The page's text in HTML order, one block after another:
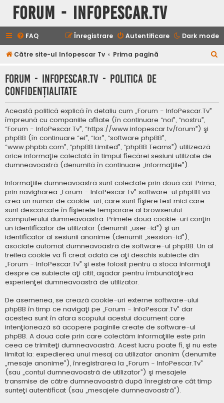
Forum - InfoPescar.Tv
Dark mode
FAQ Autentificare
Înregistrare
Către site-ul Infopescar Tv Prima pagină
Forum - InfoPescar.Tv - Politica de
confidenţialitate
Această politică explică în detaliu cum „Forum - InfoPescar.Tv”
împreună cu companiile afliate (în continuare “noi”, “nostru”,
“Forum - InfoPescar.Tv”, “https://www.infopescar.tv/forum”) şi
phpBB (în continuare “ei”, “lor”, “software phpBB”,
“www.phpbb.com”, “phpBB Limited”, “phpBB Teams”) utilizează
orice informaţie colectată în timpul fiecărei sesiuni utilizate de
dumneavoastră (denumită în continuare „informaţiile”).
Informaţiile dumneavoastră sunt colectate prin două căi. Prima,
prin navigharea „Forum - InfoPescar.Tv” software-ul phpBB va
crea un număr de cookie-uri, care sunt fişiere text mici care
sunt descărcate în fişierele temporare al browserului
computerului dumneavoastră. Primele două cookie-uri conţin
un identificator de utilizator (denumit „user-id”) şi un
identificator al sesiunii anonime (denumit „session-id”),
asociate automat dumneavoastră de software-ul phpBB. Un al
treilea cookie va fi creat odată ce aţi deschis subiecte din
„Forum - InfoPescar.Tv” şi este folosit pentru a stoca informaţii
despre ce subiecte aţi citit, aşadar pentru îmbunătăţirea
experienţei dumneavoastră de utilizator.
De asemenea, se crează cookie-uri externe software-ului
phpBB în timp ce navigaţi pe „Forum - InfoPescar.Tv” dar
acestea sunt în afara scopului acestui document care
intenţionează să acopere paginile create de software-ul
phpBB. A doua cale prin care colectăm informaţiile este prin
ceea ce trimiteţi dumneavoastră. Acest lucru poate fi, şi nu este
limitat la: expedierea unui mesaj ca utilizator anonim (denumite
„mesaje anonime”), înregistrarea la „Forum - InfoPescar.Tv”
(sau „contul dumneavoastră de utilizator”) şi mesajele
transmise de către dumneavoastră după înregistrare cât timp
sunteţi autentificat (sau „mesajele dumneavoastră”).